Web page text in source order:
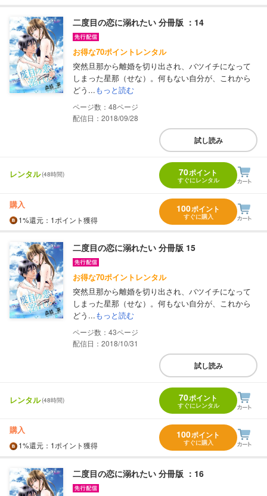
二度目の恋に溺れたい 分冊版 ：14
お得な70ポイントレンタル
突然旦那から離婚を切り出され、バツイチになって
しまった星那（せな）。何もない自分が、これから
どう...もっと読む
48
配信日：2018/09/28
試し読み
レンタル(48時間) 70ポイント
すぐにレンタル
購入
1%還元 ：1ポイント獲得
100ポイント
すぐに購入
二度目の恋に溺れたい 分冊版 15
お得な70ポイントレンタル
突然旦那から離婚を切り出され、バツイチになって
しまった星那（せな）。何もない自分が、これから
どう...もっと読む
43
配信日：2018/10/31
試し読み
レンタル(48時間) 70ポイント
すぐにレンタル
購入
1%還元 ：1ポイント獲得
100ポイント
すぐに購入
二度目の恋に溺れたい 分冊版 ：16